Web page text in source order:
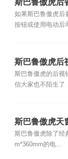
斯巴鲁傲虎后
打不开怎么办
如果斯巴鲁傲虎后
按钮或使用电动后
斯巴鲁傲虎后
镜调节图解
斯巴鲁傲虎的后视
信大家也不陌生了
斯巴鲁傲虎天
寸
斯巴鲁傲虎除了经
m*360mm的电...